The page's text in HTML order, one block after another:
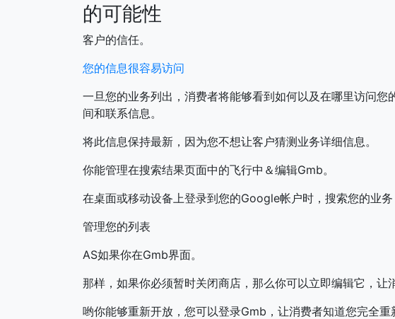
的可能性
客户的信任。
您的信息很容易访问
一旦您的业务列出，消费者将能够看到如何以及在哪里访问
间和联系信息。
将此信息保持最新，因为您不想让客户猜测业务详细信息。
你能管理在搜索结果页面中的飞行中＆编辑Gmb。
在桌面或移动设备上登录到您的Google帐户时，搜索您的业
管理您的列表
AS如果你在Gmb界面。
那样，如果你必须暂时关闭商店，那么你可以立即编辑它，让
哟你能够重新开放，您可以登录Gmb，让消费者知道您完全重